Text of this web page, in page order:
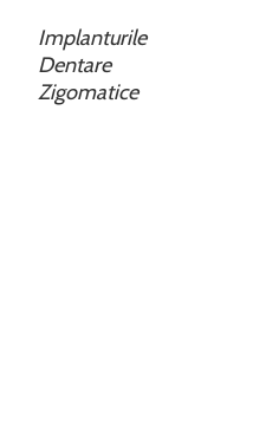
Implanturile
Dentare
Zigomatice